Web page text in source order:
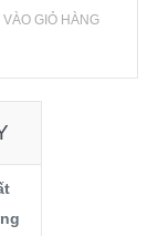
VÀO GIỎ HÀNG